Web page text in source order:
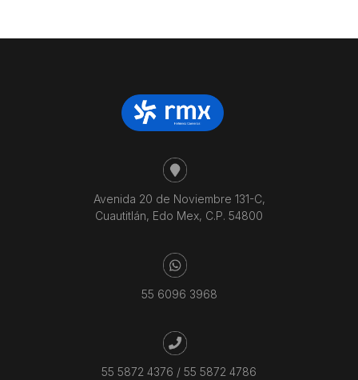
Avenida 20 de Noviembre 131-C,
Cuautitlán, Edo Mex, C.P. 54800
55 6096 3968
55 5872 4376 / 55 5872 4786